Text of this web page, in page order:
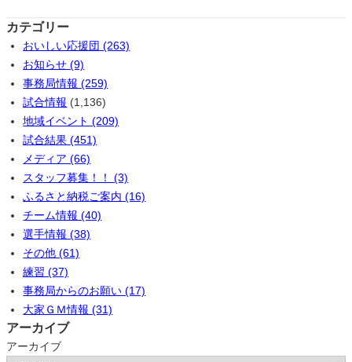
カテゴリー
おいしい応援団 (263)
お知らせ (9)
事務局情報 (259)
試合情報 (1,136)
地域イベント (209)
試合結果 (451)
メディア (66)
スタッフ募集！！ (3)
ふるさと納税ご案内 (16)
チーム情報 (40)
選手情報 (38)
その他 (61)
練習 (37)
事務局からのお願い (17)
大家ＧＭ情報 (31)
アーカイブ
アーカイブ